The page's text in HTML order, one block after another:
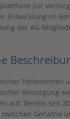
zur
Entwicklung im
der AG-
Patientinnen
Versorgung
auf. Bereits seit
Geriatrie